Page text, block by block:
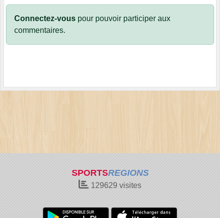
Connectez-vous pour pouvoir participer aux
commentaires.
SPORTSREGIONS
129629 visites